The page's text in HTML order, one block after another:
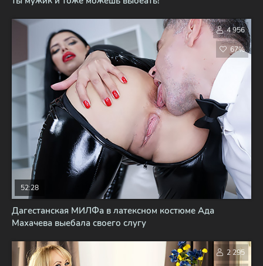
Дагестанская МИЛФа в латексном костюме Ада
Махачева выебала своего слугу
52:28
4 956
67%
2 295